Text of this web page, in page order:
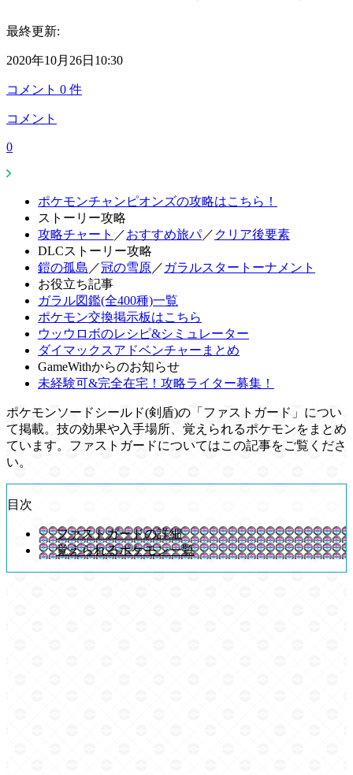
最終更新:
2020年10月26日10:30
コメント 0 件
コメント
0
ポケモンチャンピオンズの攻略はこちら！
ストーリー攻略
攻略チャート ／おすすめ旅パ／ クリア後要素
DLCストーリー攻略
鎧の孤島 ／冠の雪原／ ガラルスタートーナメント
お役立ち記事
ガラル図鑑(全400種)一覧
ポケモン交換掲示板はこちら
ウッウロボのレシピ&シミュレーター
ダイマックスアドベンチャーまとめ
GameWithからのお知らせ
未経験可&完全在宅！攻略ライター募集！
ポケモンソードシールド(剣盾)の「ファストガード」につい
て掲載。技の効果や入手場所、覚えられるポケモンをまとめ
ています。ファストガードについてはこの記事をご覧くださ
い。
目次
ファストガードの詳細
覚えられるポケモン一覧